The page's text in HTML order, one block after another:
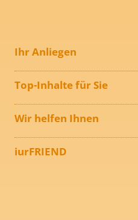
Ihr Anliegen
Top-Inhalte für Sie
Wir helfen Ihnen
iurFRIEND